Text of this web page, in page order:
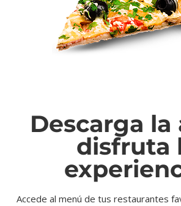
Descarga la
disfruta
Accede al menú de tus restaurantes